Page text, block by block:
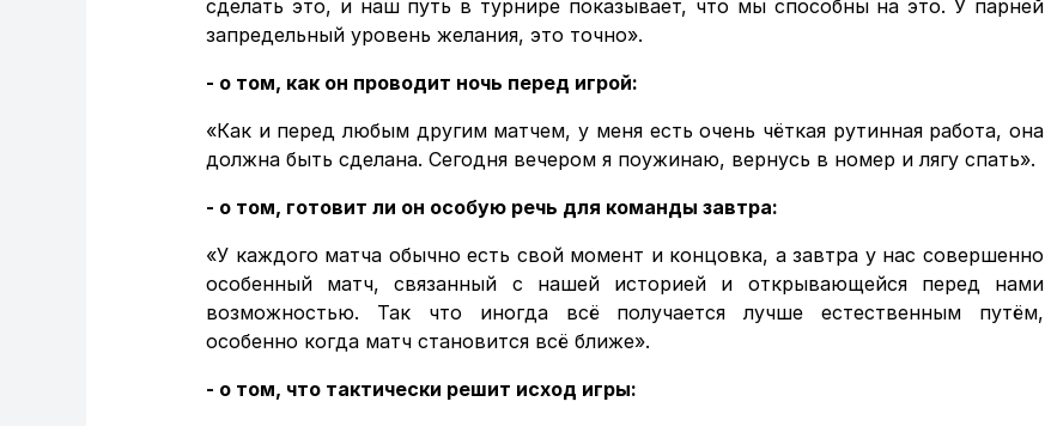
сделать это, и наш путь в турнире показывает, что мы способны на это. У парней
запредельный уровень желания, это точно».
- о том, как он проводит ночь перед игрой:
«Как и перед любым другим матчем, у меня есть очень чёткая рутинная работа, она
должна быть сделана. Сегодня вечером я поужинаю, вернусь в номер и лягу спать».
- о том, готовит ли он особую речь для команды завтра:
«У каждого матча обычно есть свой момент и концовка, а завтра у нас совершенно
особенный матч, связанный с нашей историей и открывающейся перед нами
возможностью. Так что иногда всё получается лучше естественным путём,
особенно когда матч становится всё ближе».
- о том, что тактически решит исход игры: